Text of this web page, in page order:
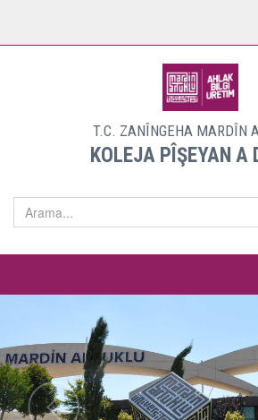
T.C. ZANÎNGEHA MARDÎN
KOLEJA PÎŞEYAN A